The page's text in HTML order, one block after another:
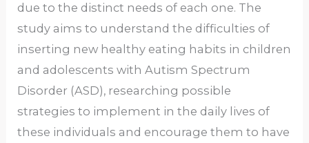
due to the distinct needs of each one. The
study aims to understand the difficulties of
inserting new healthy eating habits in children
and adolescents with Autism Spectrum
Disorder (ASD), researching possible
strategies to implement in the daily lives of
these individuals and encourage them to have